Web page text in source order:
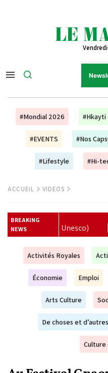
#Mondial 2026 #Hkayti
#EVENTS #Nos
#Lifestyle #Hi-
ACCUEIL VIDEOS
BREAKING
NEWS
Ryanair renforce son offre
Activités Royales
Économie Emploi
Arts Culture
De choses et d’autres
Culture